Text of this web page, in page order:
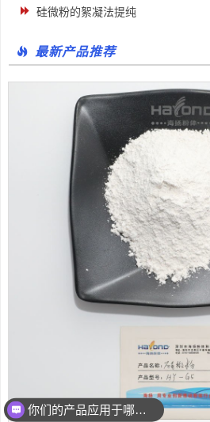
硅微粉的絮凝法提纯
最新产品推荐
你们的产品应用于哪些领域？